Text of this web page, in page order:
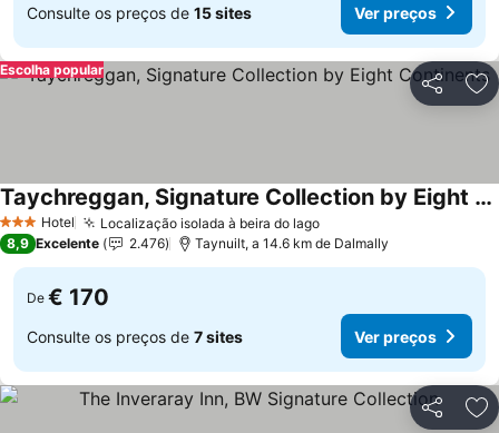
Consulte os preços de 15 sites Ver preços
Partilhar
Escolha popular
3 EstrelasHotel Localização isolada à beira do lagoVer preços
Taychreggan, Signature Collection by Eight Continents
Ver preços
8,9 Excelente 2.476 Taynuilt, a 14.6 km de Dalmally
De € 170
Consulte os preços de 7 sites Ver preços
Partilhar